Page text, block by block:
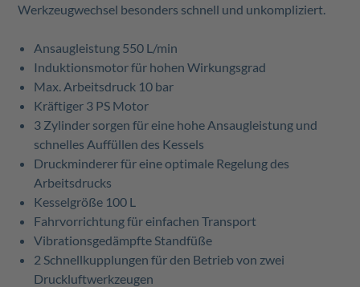
Werkzeugwechsel besonders schnell und unkompliziert.
Ansaugleistung 550 L/min
Induktionsmotor für hohen Wirkungsgrad
Max. Arbeitsdruck 10 bar
Kräftiger 3 PS Motor
3 Zylinder sorgen für eine hohe Ansaugleistung und
schnelles Auffüllen des Kessels
Druckminderer für eine optimale Regelung des
Arbeitsdrucks
Kesselgröße 100 L
Fahrvorrichtung für einfachen Transport
Vibrationsgedämpfte Standfüße
2 Schnellkupplungen für den Betrieb von zwei
Druckluftwerkzeugen